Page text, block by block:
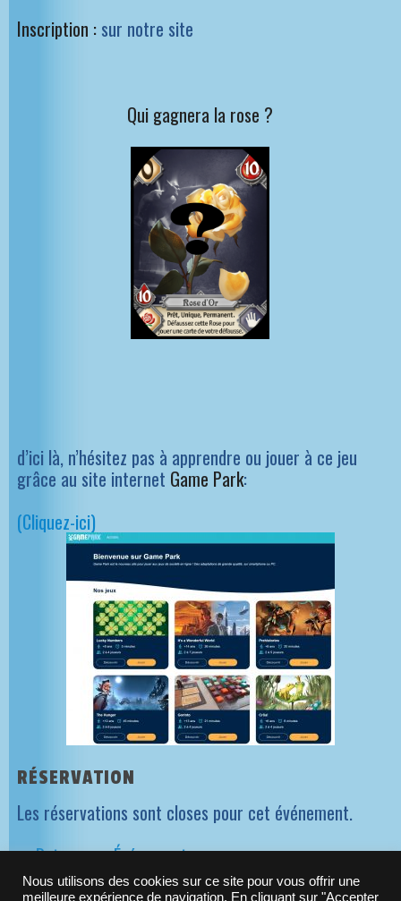
Inscription :sur notre site
Qui gagnera la rose ?
d’ici là, n’hésitez pas à apprendre ou jouer à ce jeu
grâce au site internet Game Park:
(Cliquez-ici)
RÉSERVATION
Les réservations sont closes pour cet événement.
>> Retour aux Événements
Nous utilisons des cookies sur ce site pour vous offrir une
meilleure expérience de navigation. En cliquant sur "Accepter